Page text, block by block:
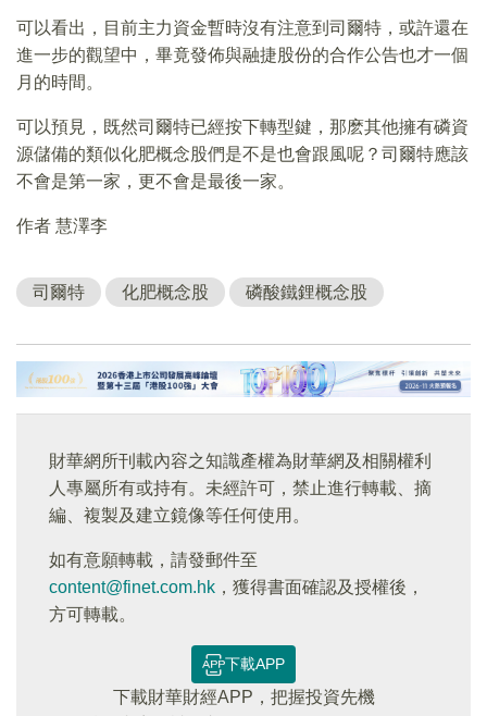
可以看出，目前主力資金暫時沒有注意到司爾特，或許還在
進一步的觀望中，畢竟發佈與融捷股份的合作公告也才一個
月的時間。
可以預見，既然司爾特已經按下轉型鍵，那麽其他擁有磷資
源儲備的類似化肥概念股們是不是也會跟風呢？司爾特應該
不會是第一家，更不會是最後一家。
作者 慧澤李
司爾特 化肥概念股 磷酸鐵鋰概念股
財華網所刊載內容之知識產權為財華網及相關權利
人專屬所有或持有。未經許可，禁止進行轉載、摘
編、複製及建立鏡像等任何使用。
如有意願轉載，請發郵件至
content@finet.com.hk ，獲得書面確認及授權後，
方可轉載。
下載APP
下載財華財經APP，把握投資先機